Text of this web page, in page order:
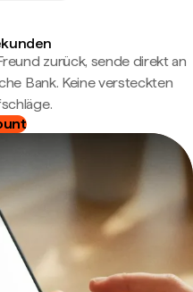
zurück, sende direkt an
Bank. Keine versteckten